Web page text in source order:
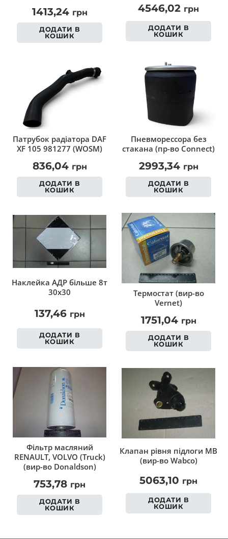
1413,24 грн
ДОДАТИ В
КОШИК
4546,02 грн
ДОДАТИ В
КОШИК
Патрубок радіатора DAF
XF 105 981277 (WOSM)
836,04 грн
ДОДАТИ В
КОШИК
Пневморессора без
стакана (пр-во Connect)
2993,34 грн
ДОДАТИ В
КОШИК
Наклейка АДР більше 8т
30х30
137,46 грн
ДОДАТИ В
КОШИК
Термостат (вир-во
Vernet)
1751,04 грн
ДОДАТИ В
КОШИК
Фільтр масляний
RENAULT, VOLVO (Truck)
(вир-во Donaldson)
753,78 грн
ДОДАТИ В
КОШИК
Клапан рівня підлоги MB
(вир-во Wabco)
5063,10 грн
ДОДАТИ В
КОШИК